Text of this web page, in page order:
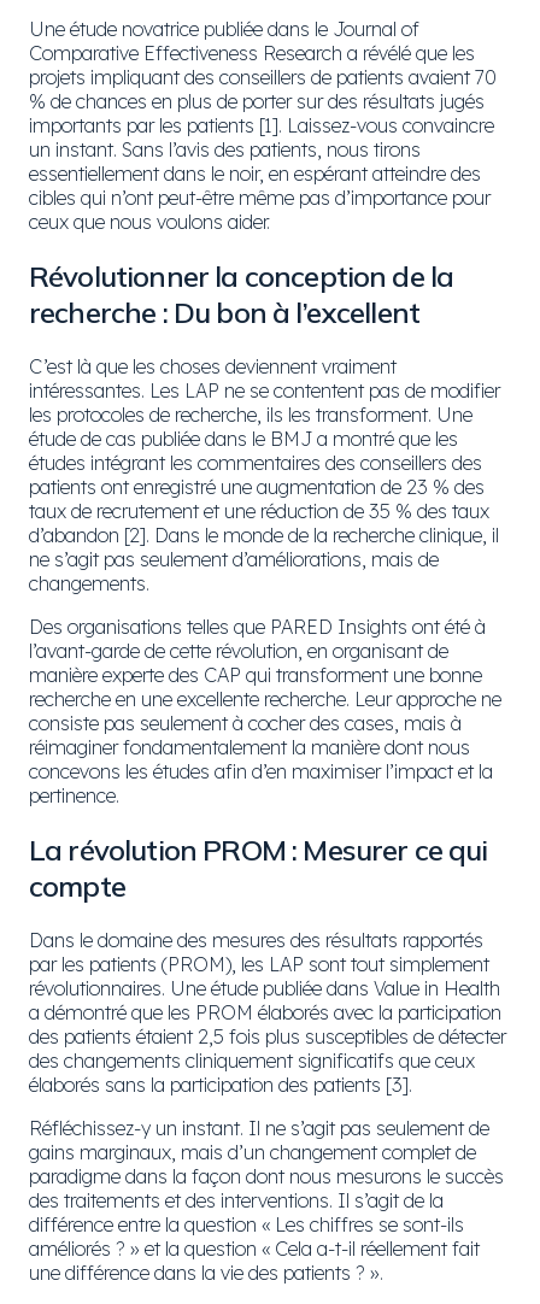
Une étude novatrice publiée dans le Journal of
Comparative Effectiveness Research a révélé que les
projets impliquant des conseillers de patients avaient 70
% de chances en plus de porter sur des résultats jugés
importants par les patients [1]. Laissez-vous convaincre
un instant. Sans l’avis des patients, nous tirons
essentiellement dans le noir, en espérant atteindre des
cibles qui n’ont peut-être même pas d’importance pour
ceux que nous voulons aider.
Révolutionner la conception de la
recherche : Du bon à l’excellent
C’est là que les choses deviennent vraiment
intéressantes. Les LAP ne se contentent pas de modifier
les protocoles de recherche, ils les transforment. Une
étude de cas publiée dans le BMJ a montré que les
études intégrant les commentaires des conseillers des
patients ont enregistré une augmentation de 23 % des
taux de recrutement et une réduction de 35 % des taux
d’abandon [2]. Dans le monde de la recherche clinique, il
ne s’agit pas seulement d’améliorations, mais de
changements.
Des organisations telles que PARED Insights ont été à
l’avant-garde de cette révolution, en organisant de
manière experte des CAP qui transforment une bonne
recherche en une excellente recherche. Leur approche ne
consiste pas seulement à cocher des cases, mais à
réimaginer fondamentalement la manière dont nous
concevons les études afin d’en maximiser l’impact et la
pertinence.
La révolution PROM : Mesurer ce qui
compte
Dans le domaine des mesures des résultats rapportés
par les patients (PROM), les LAP sont tout simplement
révolutionnaires. Une étude publiée dans Value in Health
a démontré que les PROM élaborés avec la participation
des patients étaient 2,5 fois plus susceptibles de détecter
des changements cliniquement significatifs que ceux
élaborés sans la participation des patients [3].
Réfléchissez-y un instant. Il ne s’agit pas seulement de
gains marginaux, mais d’un changement complet de
paradigme dans la façon dont nous mesurons le succès
des traitements et des interventions. Il s’agit de la
différence entre la question « Les chiffres se sont-ils
améliorés ? » et la question « Cela a-t-il réellement fait
une différence dans la vie des patients ? ».